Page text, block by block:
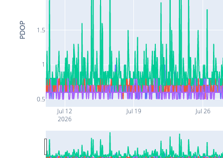
Jul 12
2026
Jul 19 Jul 26
0.5
1
1.5
PDOP